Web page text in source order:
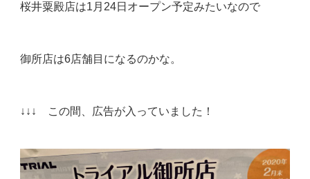
桜井粟殿店は1月24日オープン予定みたいなので
御所店は6店舗目になるのかな。
↓↓↓ この間、広告が入っていました！